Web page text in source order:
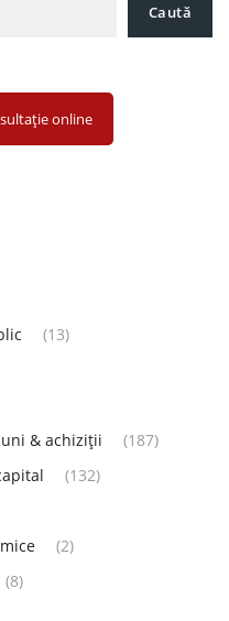
Caută
online
(13)
& achiziții
(187)
(132)
(2)
(8)